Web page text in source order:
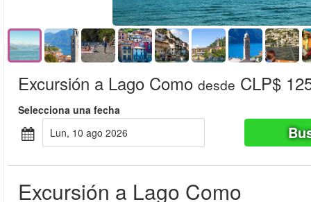
Excursión a Lago Como desde CLP$
Selecciona una fecha
lun, 10 ago 2026
Excursión a Lago Como